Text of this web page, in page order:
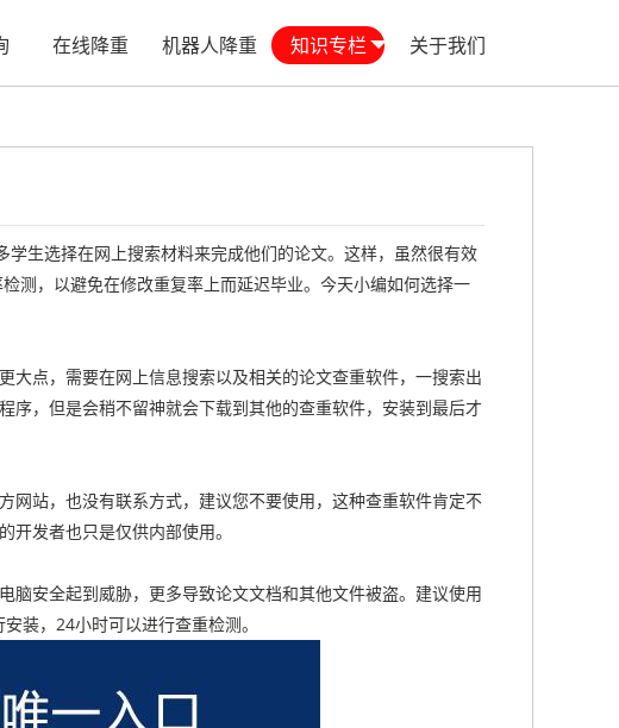
在线降重 机器人降重 知识专栏 关于我们
生选择在网上搜索材料来完成他们的论文。这样，虽然很有效
测，以避免在修改重复率上而延迟毕业。今天小编如何选择一
点，需要在网上信息搜索以及相关的论文查重软件，一搜索出
序，但是会稍不留神就会下载到其他的查重软件，安装到最后才
站，也没有联系方式，建议您不要使用，这种查重软件肯定不
发者也只是仅供内部使用。
安全起到威胁，更多导致论文文档和其他文件被盗。建议使用
装，24小时可以进行查重检测。